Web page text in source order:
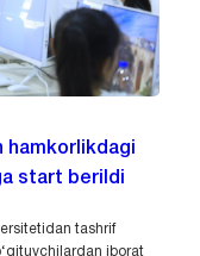
hamkorlikdagi
start berildi
tashrif
iborat